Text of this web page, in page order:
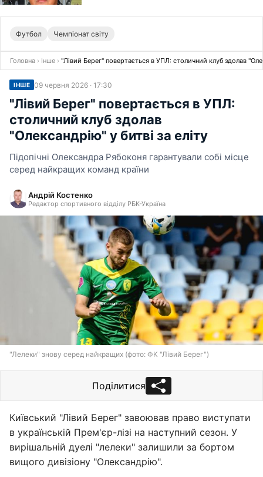
Футбол Чемпіонат світу
Головна › Інше › "Лівий Берег" повертається в УПЛ: столичний клуб здолав
ІНШЕ 09 червня 2026 · 17:30
"Лівий Берег" повертається в УПЛ:
столичний клуб здолав
"Олександрію" у битві за еліту
Підопічні Олександра Рябоконя гарантували собі місце
серед найкращих команд країни
Андрій Костенко
Редактор спортивного відділу РБК-Україна
"Лелеки" знову серед найкращих (фото: ФК "Лівий Берег")
Поділитися
Київський "Лівий Берег" завоював право виступати
в українській Прем'єр-лізі на наступний сезон. У
вирішальній дуелі "лелеки" залишили за бортом
вищого дивізіону "Олександрію".